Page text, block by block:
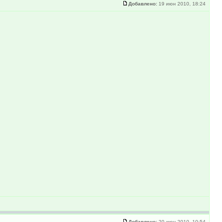
Добавлено: 19 июн 2010, 18:24